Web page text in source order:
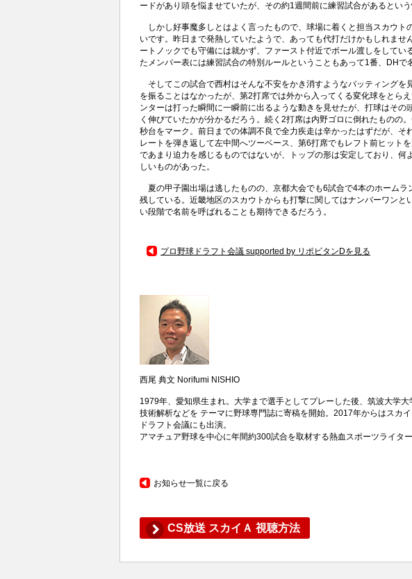
ードがあり頭を悩ませていたが、その約1週間前に練習試合があるとい
しかし好事魔多しとはよく言ったもので、球場に着くと担当スカウト
いです。昨日まで発熱していたようで、あっても代打だけかもしれま
ートノックでも守備には就かず、ファースト付近でボール渡しをして
たメンバー表には練習試合の特別ルールということもあって1番、DHで
そしてこの試合で西村はそんな不安をかき消すようなバッティングを
を振ることはなかったが、第2打席では外から入ってくる変化球をとら
ンターは打った瞬間に一瞬前に出るような動きを見せたが、打球はその
く伸びていたかが分かるだろう。続く2打席は内野ゴロに倒れたものの
秒台をマーク。前日までの体調不良で全力疾走は辛かったはずだが、そ
レートを弾き返して左中間へツーベース、第6打席でもレフト前ヒット
であまり迫力を感じるものではないが、トップの形は安定しており、何
しいものがあった。
夏の甲子園出場は逃したものの、京都大会でも6試合で4本のホーム
残している。近畿地区のスカウトからも打撃に関してはナンバーワン
い段階で名前を呼ばれることも期待できるだろう。
プロ野球ドラフト会議 supported by リポビタンDを見る
西尾 典文 Norifumi NISHIO
1979年、愛知県生まれ。大学まで選手としてプレーした後、筑波大学
技術解析などを テーマに野球専門誌に寄稿を開始。2017年からはスカ
ドラフト会議にも出演。
アマチュア野球を中心に年間約300試合を取材する熱血スポーツライター
お知らせ一覧に戻る
CS放送 スカイＡ 視聴方法